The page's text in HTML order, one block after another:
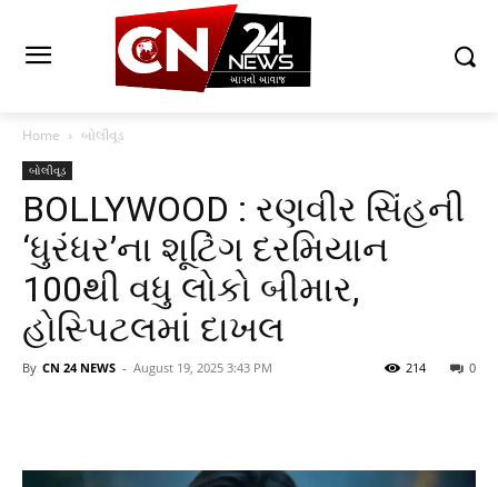
Home બોલીવૂડ
બોલીવૂડ
BOLLYWOOD : રણવીર સિંહની
‘ધુરંધર’ના શૂટિંગ દરમિયાન
100થી વધુ લોકો બીમાર,
હોસ્પિટલમાં દાખલ
By CN 24 NEWS - August 19, 2025 3:43 PM 0
214